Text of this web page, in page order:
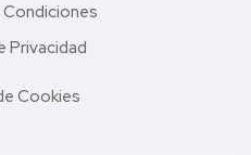
Privacidad
Cookies